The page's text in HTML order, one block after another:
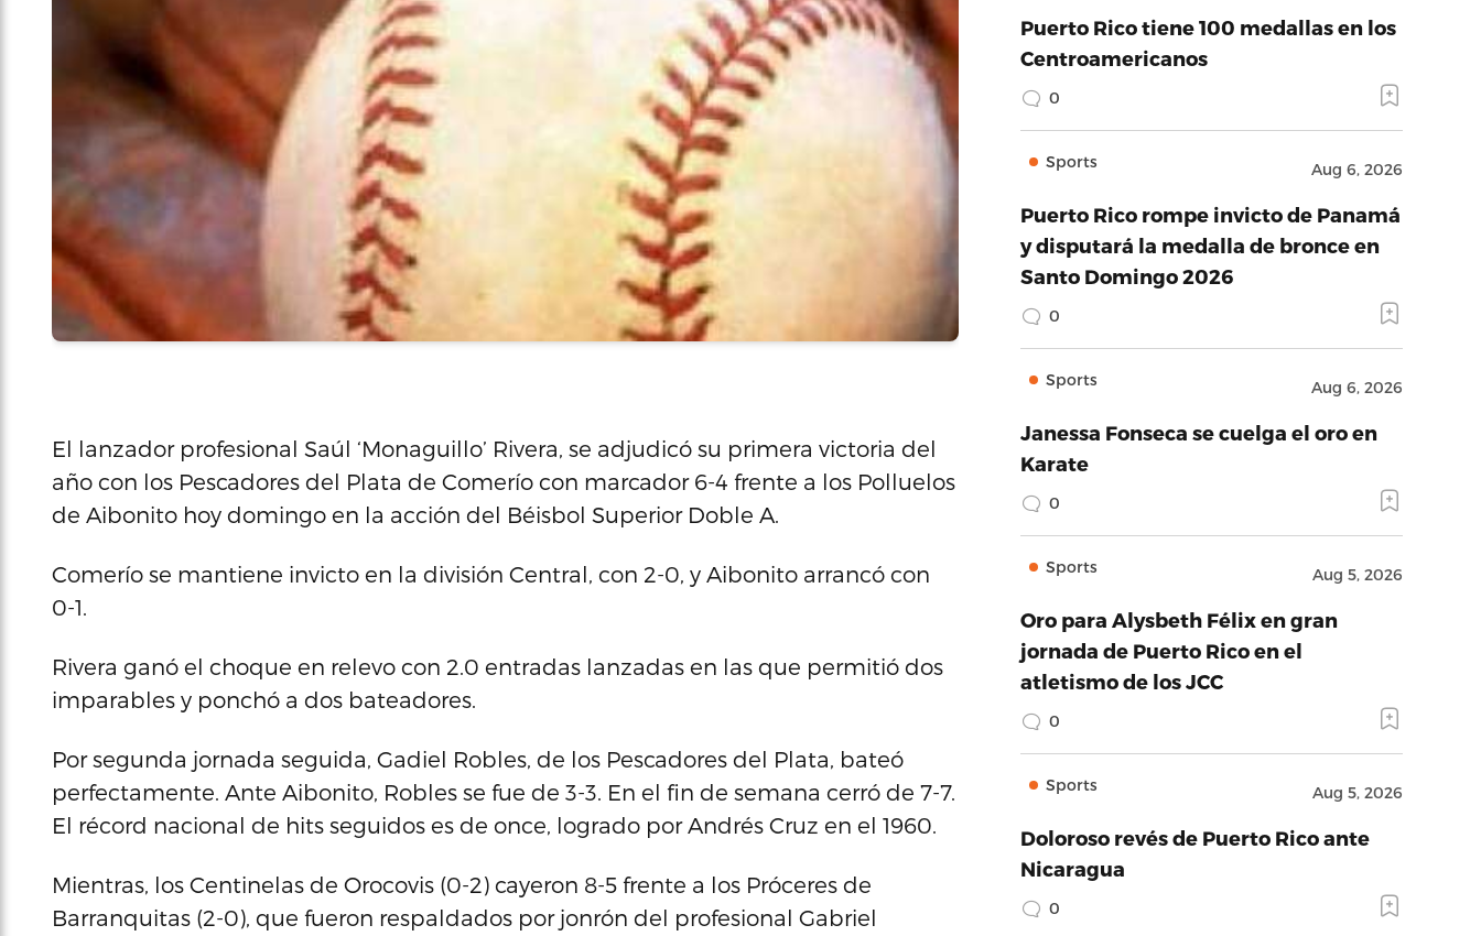
El lanzador profesional Saúl ‘Monaguillo’ Rivera, se adjudicó su primera victoria del
año con los Pescadores del Plata de Comerío con marcador 6-4 frente a los Polluelos
de Aibonito hoy domingo en la acción del Béisbol Superior Doble A.
Comerío se mantiene invicto en la división Central, con 2-0, y Aibonito arrancó con
0-1.
Rivera ganó el choque en relevo con 2.0 entradas lanzadas en las que permitió dos
imparables y ponchó a dos bateadores.
Por segunda jornada seguida, Gadiel Robles, de los Pescadores del Plata, bateó
perfectamente. Ante Aibonito, Robles se fue de 3-3. En el fin de semana cerró de 7-7.
El récord nacional de hits seguidos es de once, logrado por Andrés Cruz en el 1960.
Mientras, los Centinelas de Orocovis (0-2) cayeron 8-5 frente a los Próceres de
Barranquitas (2-0), que fueron respaldados por jonrón del profesional Gabriel
Puerto Rico tiene 100 medallas en los
Centroamericanos
0
Sports Aug 6, 2026
Puerto Rico rompe invicto de Panamá
y disputará la medalla de bronce en
Santo Domingo 2026
0
Sports Aug 6, 2026
Janessa Fonseca se cuelga el oro en
Karate
0
Sports Aug 5, 2026
Oro para Alysbeth Félix en gran
jornada de Puerto Rico en el
atletismo de los JCC
0
Sports Aug 5, 2026
Doloroso revés de Puerto Rico ante
Nicaragua
0